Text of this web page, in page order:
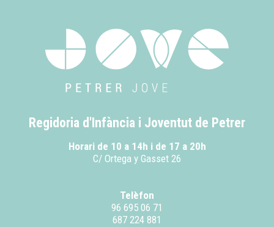
Regidoria d'Infància i Joventut de Petrer
Horari de 10 a 14h i de 17 a 20h
C/ Ortega y Gasset 26
Telèfon
96 695 06 71
687 224 881